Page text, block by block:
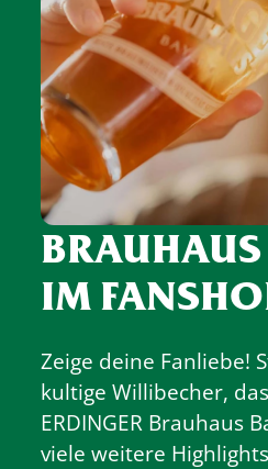
IM
Zeige deine Fanliebe!
kultige Willibecher,
ERDINGER Brauhaus
viele weitere